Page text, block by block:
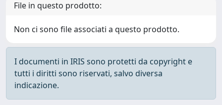
File in questo prodotto:
Non ci sono file associati a questo prodotto.
I documenti in IRIS sono protetti da copyright e
tutti i diritti sono riservati, salvo diversa
indicazione.